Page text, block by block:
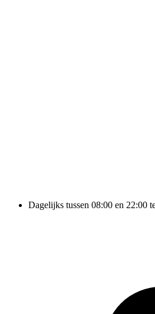
Dagelijks tussen 08:00 en 22:00